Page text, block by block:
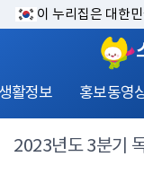
이 누리집은 대한
활정보 홍보동영
2023년도 3분기